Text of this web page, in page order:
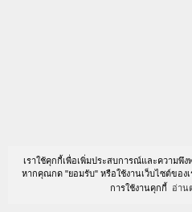
เราใช้คุกกี้เพื่อเพิ่มประสบการณ์และความพึง
หากคุณกด "ยอมรับ" หรือใช้งานเว็บไซต์ของ
การใช้งานคุกกี้
อ่าน